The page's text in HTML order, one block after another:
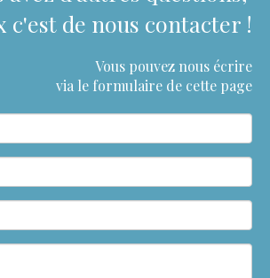
c'est de nous contacter !
Vous pouvez nous écrire
via le formulaire de cette page